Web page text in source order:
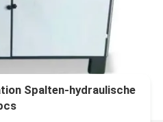
Spalten-hydraulische